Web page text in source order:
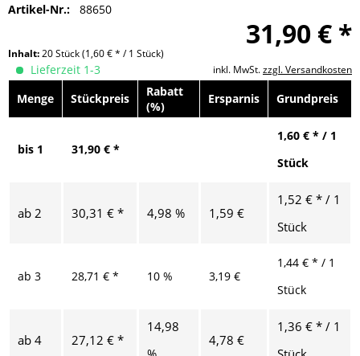
Artikel-Nr.: 88650
31,90 € *
Inhalt:20 Stück(1,60 € * / 1 Stück)
inkl. MwSt.zzgl. Versandkosten
Lieferzeit 1-3
Menge
Stückpreis
Rabatt
(%)
Ersparnis Grundpreis
bis 1 31,90 € *
1,60 € * / 1
Stück
ab 2 30,31 € * 4,98 % 1,59 €
1,52 € * / 1
Stück
ab 3 28,71 € * 10 % 3,19 €
1,44 € * / 1
Stück
ab 4 27,12 € *
14,98
4,78 €
1,36 € * / 1